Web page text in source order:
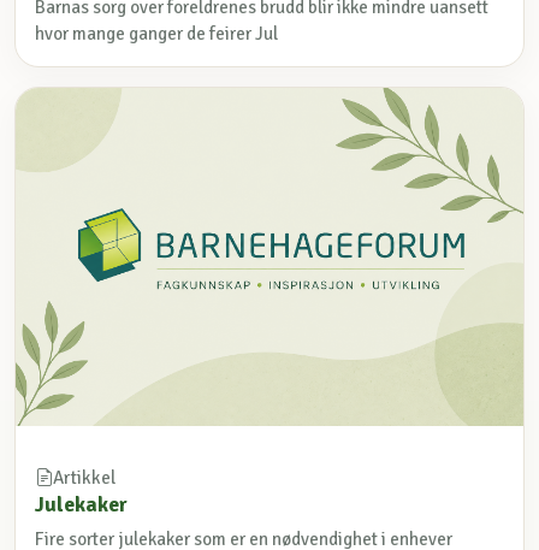
Barnas sorg over foreldrenes brudd blir ikke mindre uansett
hvor mange ganger de feirer Jul
Artikkel
Julekaker
Fire sorter julekaker som er en nødvendighet i enhever